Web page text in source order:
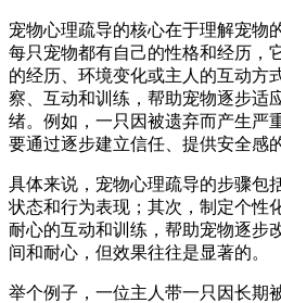
宠物心理疏导的核心在于理解宠物
每只宠物都有自己的性格和经历，
的经历、环境变化或主人的互动方
察、互动和训练，帮助宠物逐步适
绪。例如，一只因被遗弃而产生严
要通过逐步建立信任、提供安全感
具体来说，宠物心理疏导的步骤包
状态和行为表现；其次，制定个性
耐心的互动和训练，帮助宠物逐步
间和耐心，但效果往往是显著的。
举个例子，一位主人带一只因长期